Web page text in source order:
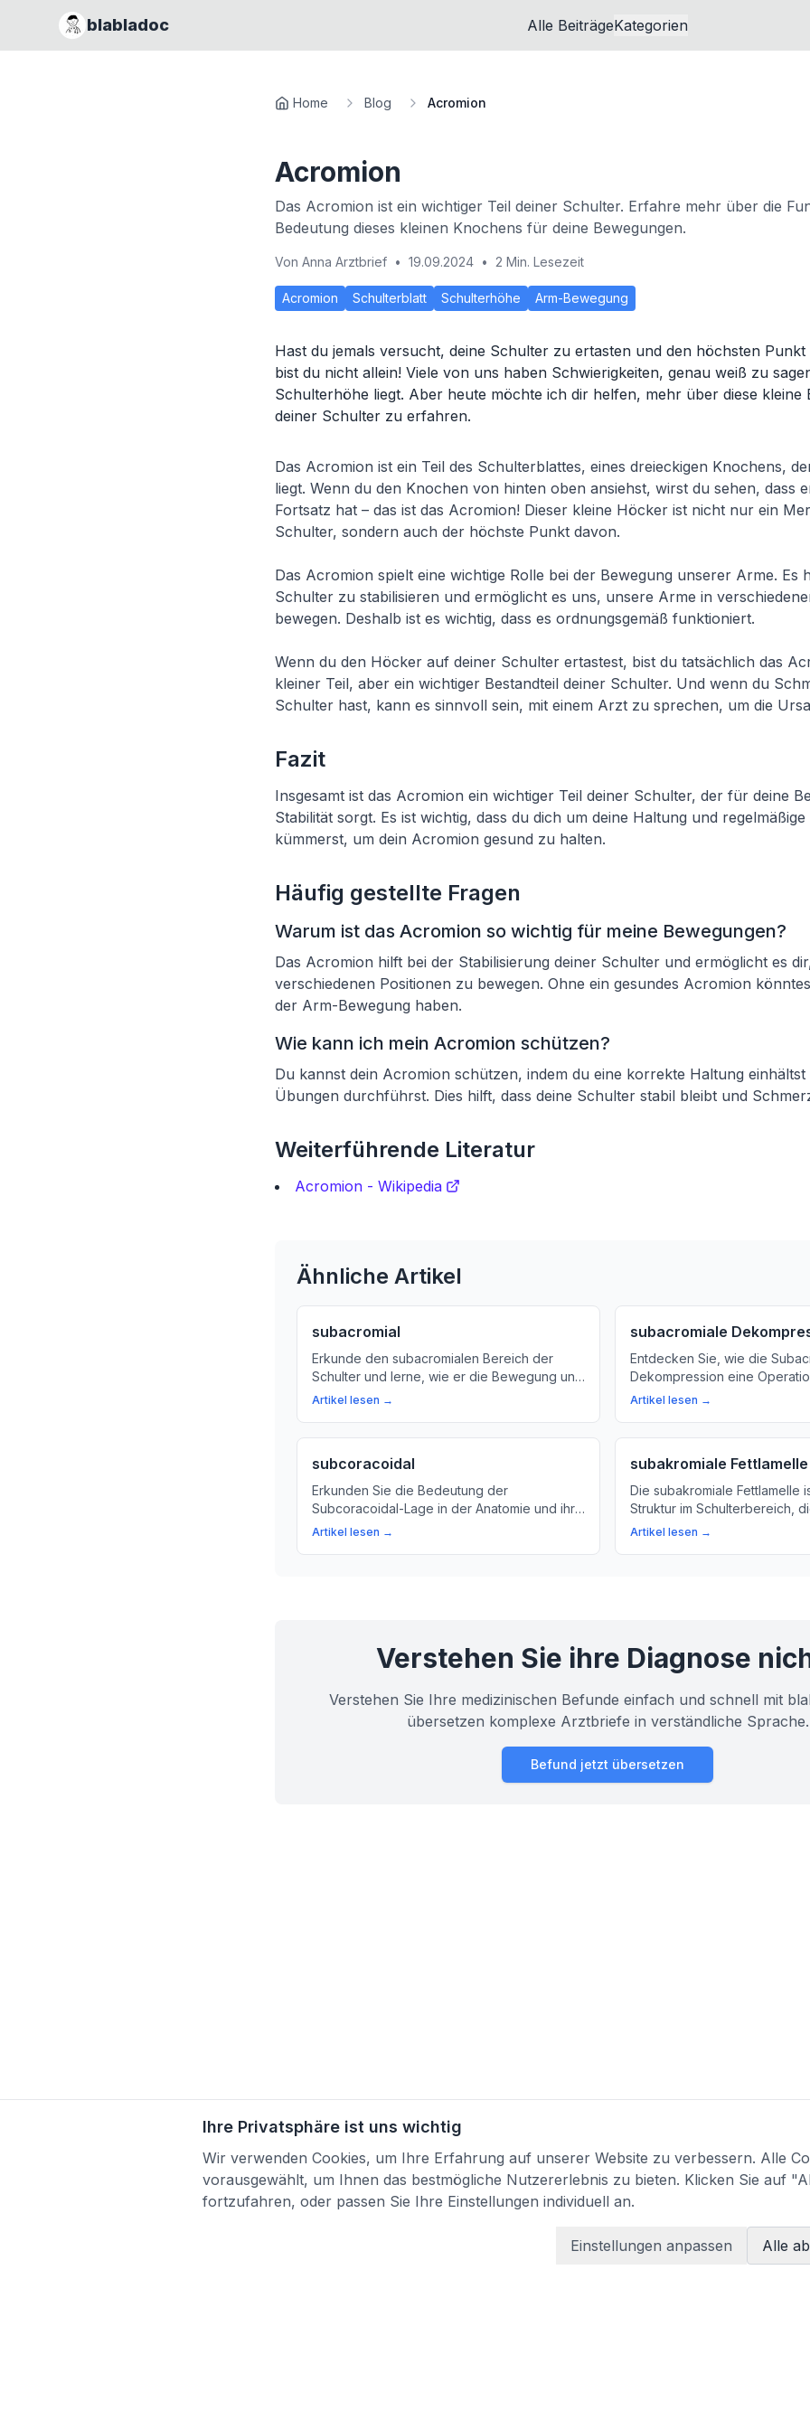
blabladoc Alle BeiträgeKategorien
Home Blog Acromion
Acromion
Das Acromion ist ein wichtiger Teil deiner Schulter. Erfahre mehr über die
Bedeutung dieses kleinen Knochens für deine Bewegungen.
Von Anna Arztbrief • 19.09.2024 • 2 Min. Lesezeit
Acromion Schulterblatt Schulterhöhe Arm-Bewegung
Hast du jemals versucht, deine Schulter zu ertasten und den höchsten
bist du nicht allein! Viele von uns haben Schwierigkeiten, genau weiß zu
Schulterhöhe liegt. Aber heute möchte ich dir helfen, mehr über diese kleine
deiner Schulter zu erfahren.
Das Acromion ist ein Teil des Schulterblattes, eines dreieckigen Knochens,
liegt. Wenn du den Knochen von hinten oben ansiehst, wirst du sehen, dass
Fortsatz hat – das ist das Acromion! Dieser kleine Höcker ist nicht nur ein
Schulter, sondern auch der höchste Punkt davon.
Das Acromion spielt eine wichtige Rolle bei der Bewegung unserer Arme. Es
Schulter zu stabilisieren und ermöglicht es uns, unsere Arme in
bewegen. Deshalb ist es wichtig, dass es ordnungsgemäß funktioniert.
Wenn du den Höcker auf deiner Schulter ertastest, bist du tatsächlich das
kleiner Teil, aber ein wichtiger Bestandteil deiner Schulter. Und wenn du
Schulter hast, kann es sinnvoll sein, mit einem Arzt zu sprechen, um die
Fazit
Insgesamt ist das Acromion ein wichtiger Teil deiner Schulter, der für deine
Stabilität sorgt. Es ist wichtig, dass du dich um deine Haltung und
kümmerst, um dein Acromion gesund zu halten.
Häufig gestellte Fragen
Warum ist das Acromion so wichtig für meine Bewegungen?
Das Acromion hilft bei der Stabilisierung deiner Schulter und ermöglicht es
verschiedenen Positionen zu bewegen. Ohne ein gesundes Acromion
der Arm-Bewegung haben.
Wie kann ich mein Acromion schützen?
Du kannst dein Acromion schützen, indem du eine korrekte Haltung einhältst
Übungen durchführst. Dies hilft, dass deine Schulter stabil bleibt und
Weiterführende Literatur
Acromion - Wikipedia
Ähnliche Artikel
subacromial
Erkunde den subacromialen Bereich der
Schulter und lerne, wie er die Bewegung und
Stabilität deiner Schulter beeinflusst. Erfahren
Artikel lesen →
subacromiale
Entdecken Sie, wie die
Dekompression eine
Druck auf die Schulterregion
Artikel lesen →
subcoracoidal
Erkunden Sie die Bedeutung der
Subcoracoidal-Lage in der Anatomie und ihre
Rolle bei der Gesundheit und Funktion von
Artikel lesen →
subakromiale Fettlamelle
Die subakromiale Fettlamelle
Struktur im Schulterbereich,
Gesundheit und Funktionalität
Artikel lesen →
Verstehen Sie ihre Diagnose
Verstehen Sie Ihre medizinischen Befunde einfach und schnell mit
übersetzen komplexe Arztbriefe in verständliche Sprache.
Befund jetzt übersetzen
Ihre Privatsphäre ist uns wichtig
Wir verwenden Cookies, um Ihre Erfahrung auf unserer Website zu verbessern. Alle
vorausgewählt, um Ihnen das bestmögliche Nutzererlebnis zu bieten. Klicken Sie auf
fortzufahren, oder passen Sie Ihre Einstellungen individuell an.
Einstellungen anpassen Alle